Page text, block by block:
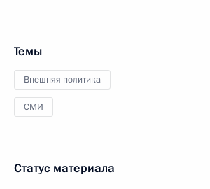
Темы
Внешняя политика
СМИ
Статус материала